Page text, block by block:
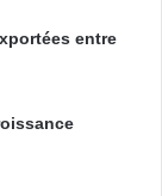
entre